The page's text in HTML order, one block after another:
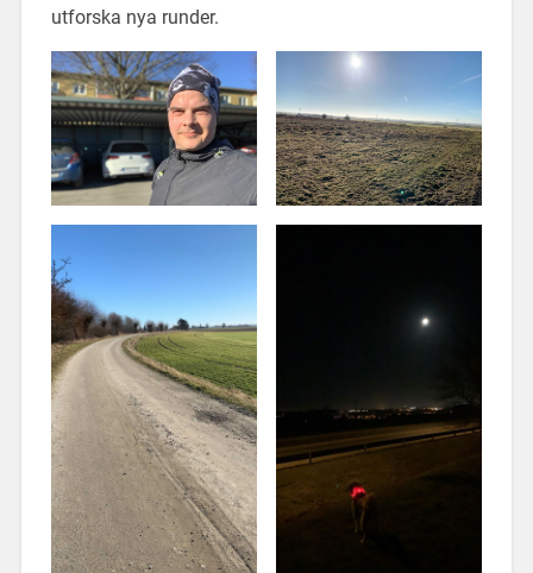
utforska nya runder.